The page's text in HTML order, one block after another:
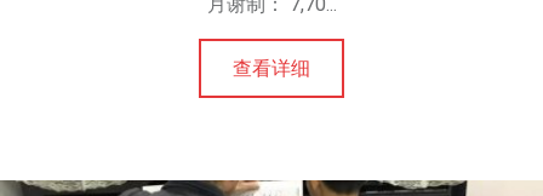
查看详细